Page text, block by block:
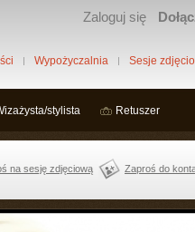
Zaloguj się
Wypożyczalnia Sesje
stylista Retuszer
na sesję zdjęciową Zaproś do